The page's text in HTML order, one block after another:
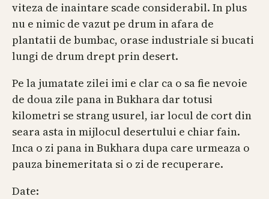
viteza de inaintare scade considerabil. In plus
nu e nimic de vazut pe drum in afara de
plantatii de bumbac, orase industriale si bucati
lungi de drum drept prin desert.
Pe la jumatate zilei imi e clar ca o sa fie nevoie
de doua zile pana in Bukhara dar totusi
kilometri se strang usurel, iar locul de cort din
seara asta in mijlocul desertului e chiar fain.
Inca o zi pana in Bukhara dupa care urmeaza o
pauza binemeritata si o zi de recuperare.
Date: